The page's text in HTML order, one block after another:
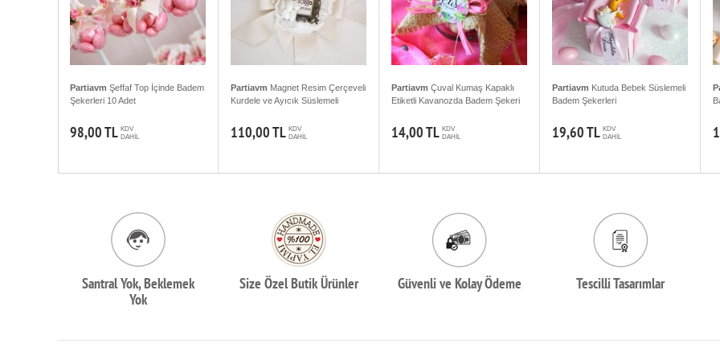
Partiavm Şeffaf Top İçinde Badem
Şekerleri 10 Adet
98,00 TL KDV
DAHİL
Partiavm Magnet Resim Çerçeveli
Kurdele ve Ayıcık Süslemeli
110,00 TL KDV
DAHİL
Partiavm Çuval Kumaş Kapaklı
Etiketli Kavanozda Badem Şekeri
14,00 TL KDV
DAHİL
Partiavm Kutuda Bebek Süslemeli
Badem Şekerleri
19,60 TL KDV
DAHİL
Santral Yok, Beklemek
Yok
Size Özel Butik Ürünler Güvenli ve Kolay Ödeme Tescilli Tasarımlar